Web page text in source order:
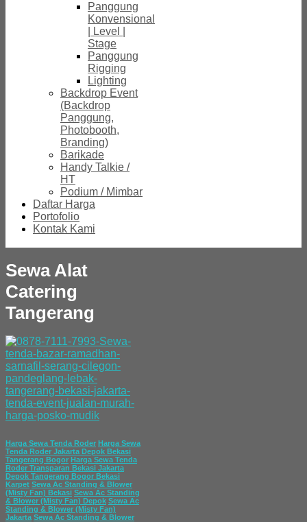
Panggung
Konvensional
| Level |
Stage
Panggung
Rigging
Lighting
Backdrop Event
(Backdrop
Panggung,
Photobooth,
Branding)
Barikade
Handy Talkie /
HT
Podium / Mimbar
Daftar Harga
Portofolio
Kontak Kami
Sewa Alat
Catering
Tangerang
Harga Sewa Tenda Roder Harga Sewa
Tenda Roder Jakarta Depok Bekasi
Tangerang Bogor Harga Sewa Tenda
Roder Transparan Bekasi Jakarta
Depok Tangerang Bogor Bekasi
Karpet Sewa Ac Standing & Blower
(Misty Fan) Bekasi Sewa Ac Standing
& Blower (Misty Fan) Depok Sewa Ac
Standing & Blower (Misty Fan)
Jakarta Sewa Ac Standing & Blower